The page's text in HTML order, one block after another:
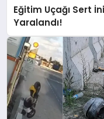
Eğitim Uçağı Sert
Yaralandı!